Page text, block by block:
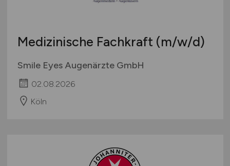
Medizinische Fachkraft (m/w/d)
Smile Eyes Augenärzte GmbH
02.08.2026
Köln